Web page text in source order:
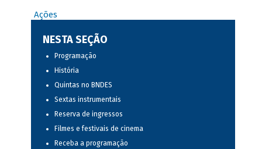
Ações
NESTA SEÇÃO
Programação
História
Quintas no BNDES
Sextas instrumentais
Reserva de ingressos
Filmes e festivais de cinema
Receba a programação